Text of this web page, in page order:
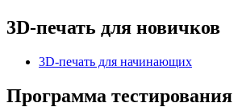
3D-печать для новичков
3D-печать для начинающих
Программа тестирования